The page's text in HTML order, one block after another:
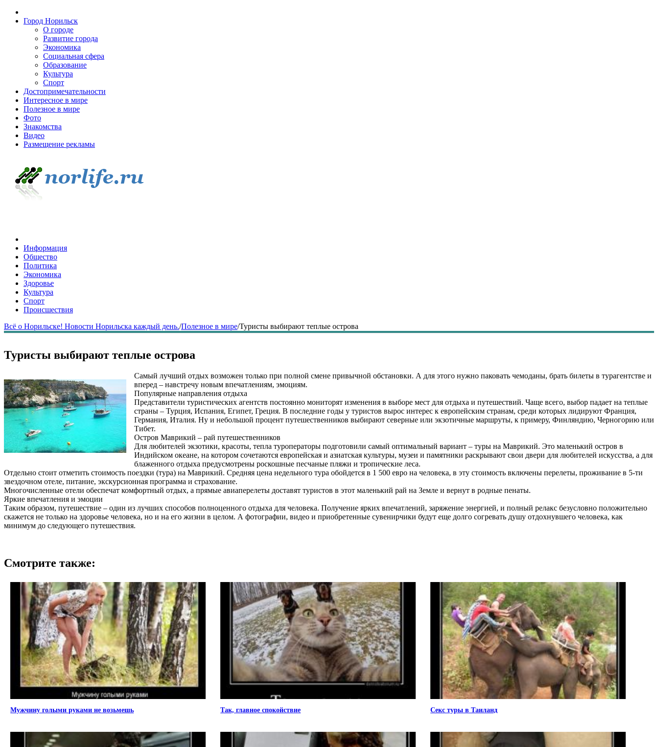
Город Норильск
О городе
Развитие города
Экономика
Социальная сфера
Образование
Культура
Спорт
Достопримечательности
Интересное в мире
Полезное в мире
Фото
Знакомства
Видео
Размещение рекламы
Информация
Общество
Политика
Экономика
Здоровье
Культура
Спорт
Происшествия
Всё о Норильске! Новости Норильска каждый день./Полезное в мире/Туристы выбирают теплые острова
Туристы выбирают теплые острова
Самый лучший отдых возможен только при полной смене привычной обстановки. А для этого нужно паковать чемоданы, брать билеты в турагентстве и
вперед – навстречу новым впечатлениям, эмоциям.
Популярные направления отдыха
Представители туристических агентств постоянно мониторят изменения в выборе мест для отдыха и путешествий. Чаще всего, выбор падает на теплые
страны – Турция, Испания, Египет, Греция. В последние годы у туристов вырос интерес к европейским странам, среди которых лидируют Франция,
Германия, Италия. Ну и небольшой процент путешественников выбирают северные или экзотичные маршруты, к примеру, Финляндию, Черногорию или
Тибет.
Остров Маврикий – рай путешественников
Для любителей экзотики, красоты, тепла туроператоры подготовили самый оптимальный вариант – туры на Маврикий. Это маленький остров в
Индийском океане, на котором сочетаются европейская и азиатская культуры, музеи и памятники раскрывают свои двери для любителей искусства, а для
блаженного отдыха предусмотрены роскошные песчаные пляжи и тропические леса.
Отдельно стоит отметить стоимость поездки (тура) на Маврикий. Средняя цена недельного тура обойдется в 1 500 евро на человека, в эту стоимость включены перелеты, проживание в 5-ти
звездочном отеле, питание, экскурсионная программа и страхование.
Многочисленные отели обеспечат комфортный отдых, а прямые авиаперелеты доставят туристов в этот маленький рай на Земле и вернут в родные пенаты.
Яркие впечатления и эмоции
Таким образом, путешествие – один из лучших способов полноценного отдыха для человека. Получение ярких впечатлений, заряжение энергией, и полный релакс безусловно положительно
скажется не только на здоровье человека, но и на его жизни в целом. А фотографии, видео и приобретенные сувенирчики будут еще долго согревать душу отдохнувшего человека, как
минимум до следующего путешествия.
Смотрите также:
Мужчину голыми руками не возьмешь Так, главное спокойствие Секс туры в Таиланд